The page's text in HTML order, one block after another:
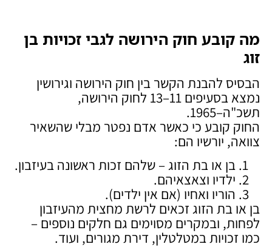
מה קובע חוק הירושה לגבי זכויות בן
זוג
הבסיס להבנת הקשר בין חוק הירושה וגירושין
נמצא בסעיפים 11–13 לחוק הירושה,
תשכ"ה–1965.
החוק קובע כי כאשר אדם נפטר מבלי שהשאיר
צוואה, יורשיו הם:
בן או בת הזוג – שלהם זכות ראשונה בעיזבון.
ילדיו וצאצאיהם.
הוריו ואחיו (אם אין ילדים).
בן או בת הזוג זכאים לרשת מחצית מהעיזבון
לפחות, ובמקרים מסוימים גם חלקים נוספים –
כמו זכויות במטלטלין, דירת מגורים, ועוד.